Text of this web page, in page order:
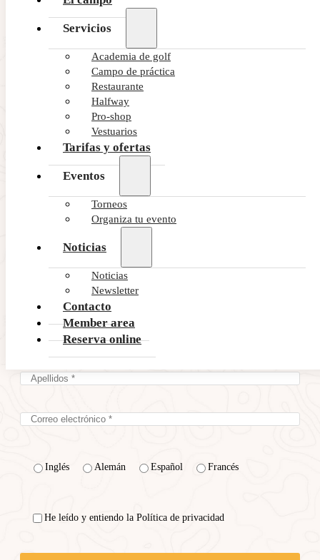
Servicios
Academia de golf
Campo de práctica
Restaurante
Halfway
Pro-shop
Vestuarios
Tarifas y ofertas
Eventos
Torneos
Organiza tu evento
Noticias
Noticias
Newsletter
Contacto
Member area
Reserva online
NOTICIAS y OFERTAS
Inglés Alemán Español Francés
He leído y entiendo la Política de privacidad